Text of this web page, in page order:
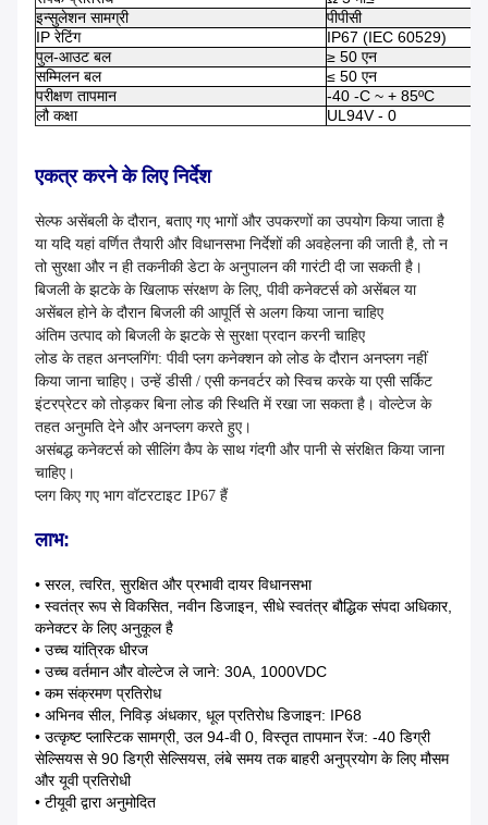
इन्सुलेशन सामग्री
पीपीसी
IP रेटिंग
IP67 (IEC 60529)
पुल-आउट बल
≥ 50 एन
सम्मिलन बल
≤ 50 एन
परीक्षण तापमान
-40 -C ~ + 85ºC
लौ कक्षा
UL94V - 0
एकत्र करने के लिए निर्देश
सेल्फ असेंबली के दौरान, बताए गए भागों और उपकरणों का उपयोग किया जाता है
या यदि यहां वर्णित तैयारी और विधानसभा निर्देशों की अवहेलना की जाती है, तो न
तो सुरक्षा और न ही तकनीकी डेटा के अनुपालन की गारंटी दी जा सकती है।
बिजली के झटके के खिलाफ संरक्षण के लिए, पीवी कनेक्टर्स को असेंबल या
असेंबल होने के दौरान बिजली की आपूर्ति से अलग किया जाना चाहिए
अंतिम उत्पाद को बिजली के झटके से सुरक्षा प्रदान करनी चाहिए
लोड के तहत अनप्लगिंग: पीवी प्लग कनेक्शन को लोड के दौरान अनप्लग नहीं
किया जाना चाहिए। उन्हें डीसी / एसी कनवर्टर को स्विच करके या एसी सर्किट
इंटरप्रेटर को तोड़कर बिना लोड की स्थिति में रखा जा सकता है। वोल्टेज के
तहत अनुमति देने और अनप्लग करते हुए।
असंबद्ध कनेक्टर्स को सीलिंग कैप के साथ गंदगी और पानी से संरक्षित किया जाना
चाहिए।
प्लग किए गए भाग वॉटरटाइट IP67 हैं
लाभ:
• सरल, त्वरित, सुरक्षित और प्रभावी दायर विधानसभा
• स्वतंत्र रूप से विकसित, नवीन डिजाइन, सीधे स्वतंत्र बौद्धिक संपदा अधिकार,
कनेक्टर के लिए अनुकूल है
• उच्च यांत्रिक धीरज
• उच्च वर्तमान और वोल्टेज ले जाने: 30A, 1000VDC
• कम संक्रमण प्रतिरोध
• अभिनव सील, निविड़ अंधकार, धूल प्रतिरोध डिजाइन: IP68
• उत्कृष्ट प्लास्टिक सामग्री, उल 94-वी 0, विस्तृत तापमान रेंज: -40 डिग्री
सेल्सियस से 90 डिग्री सेल्सियस, लंबे समय तक बाहरी अनुप्रयोग के लिए मौसम
और यूवी प्रतिरोधी
• टीयूवी द्वारा अनुमोदित